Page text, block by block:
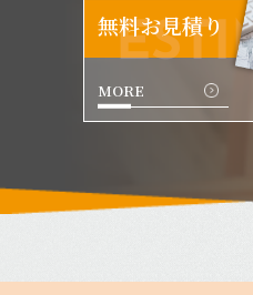
無料お見積り
MORE